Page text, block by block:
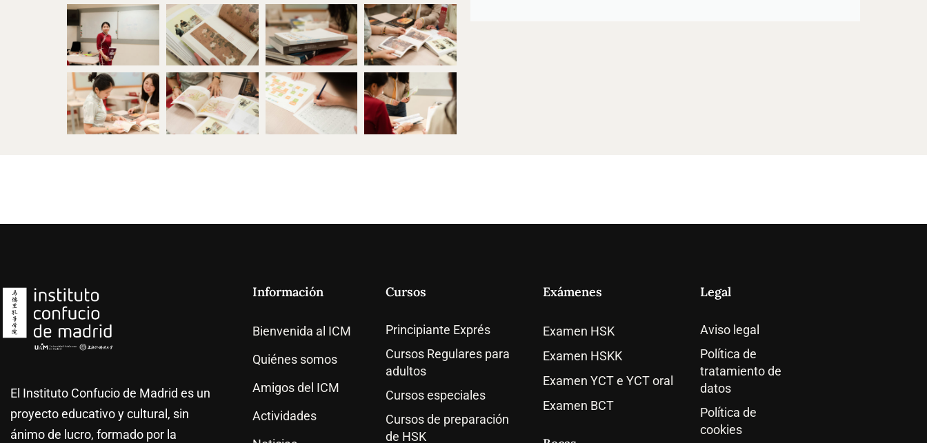
El Instituto Confucio de Madrid es un
proyecto educativo y cultural, sin
ánimo de lucro, formado por la
Información
Bienvenida al ICM
Quiénes somos
Amigos del ICM
Actividades
Cursos
Principiante Exprés
Cursos Regulares para
adultos
Cursos especiales
Cursos de preparación
de HSK
Exámenes
Examen HSK
Examen HSKK
Examen YCT e YCT oral
Examen BCT
Legal
Aviso legal
Política de
tratamiento de
datos
Política de
cookies